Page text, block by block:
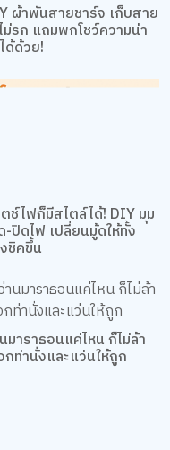
ผ้าพันสายชาร์จ เก็บสาย
ม่รก แถมพกโชว์ความน่า
ด้ด้วย!
ช์ไฟก็มีสไตล์ได้! DIY มุม
-ปิดไฟ เปลี่ยนมู้ดให้ทั้ง
ชิคขึ้น
มาราธอนแค่ไหน ก็ไม่ล้า
กท่านั่งและแว่นให้ถูก